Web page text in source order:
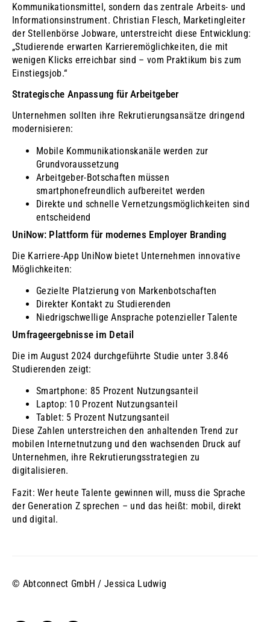
Kommunikationsmittel, sondern das zentrale Arbeits- und
Informationsinstrument. Christian Flesch, Marketingleiter
der Stellenbörse Jobware, unterstreicht diese Entwicklung:
„Studierende erwarten Karrieremöglichkeiten, die mit
wenigen Klicks erreichbar sind – vom Praktikum bis zum
Einstiegsjob.“
Strategische Anpassung für Arbeitgeber
Unternehmen sollten ihre Rekrutierungsansätze dringend
modernisieren:
Mobile Kommunikationskanäle werden zur
Grundvoraussetzung
Arbeitgeber-Botschaften müssen
smartphonefreundlich aufbereitet werden
Direkte und schnelle Vernetzungsmöglichkeiten sind
entscheidend
UniNow: Plattform für modernes Employer Branding
Die Karriere-App UniNow bietet Unternehmen innovative
Möglichkeiten:
Gezielte Platzierung von Markenbotschaften
Direkter Kontakt zu Studierenden
Niedrigschwellige Ansprache potenzieller Talente
Umfrageergebnisse im Detail
Die im August 2024 durchgeführte Studie unter 3.846
Studierenden zeigt:
Smartphone: 85 Prozent Nutzungsanteil
Laptop: 10 Prozent Nutzungsanteil
Tablet: 5 Prozent Nutzungsanteil
Diese Zahlen unterstreichen den anhaltenden Trend zur
mobilen Internetnutzung und den wachsenden Druck auf
Unternehmen, ihre Rekrutierungsstrategien zu
digitalisieren.
Fazit: Wer heute Talente gewinnen will, muss die Sprache
der Generation Z sprechen – und das heißt: mobil, direkt
und digital.
© Abtconnect GmbH / Jessica Ludwig